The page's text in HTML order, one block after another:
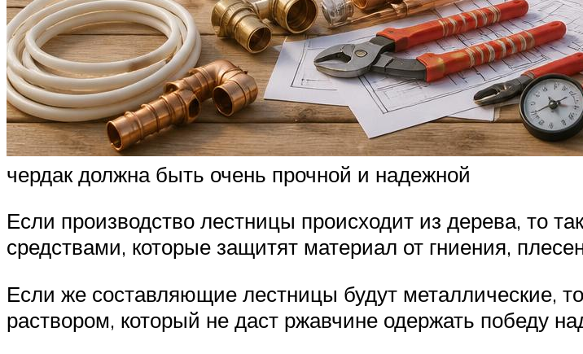
чердак должна быть очень прочной и надежной
Если производство лестницы происходит из дерева, то
средствами, которые защитят материал от гниения,
Если же составляющие лестницы будут металлические,
раствором, который не даст ржавчине одержать победу